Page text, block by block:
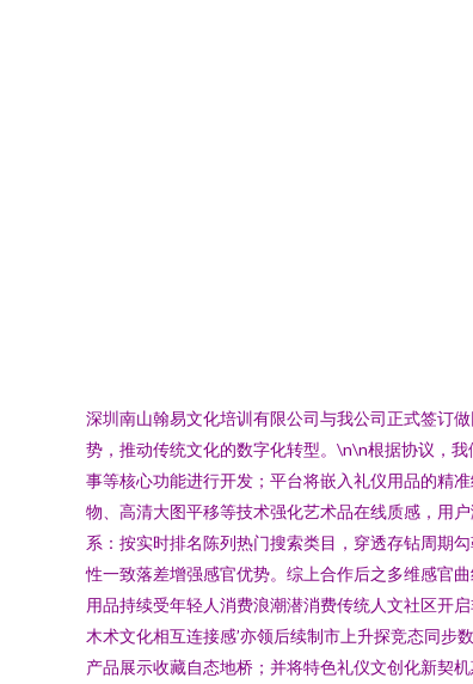
深圳南山翰易文化培训有限公司与我公司正式签订
势，推动传统文化的数字化转型。\n\n根据协议，
事等核心功能进行开发；平台将嵌入礼仪用品的精
物、高清大图平移等技术强化艺术品在线质感，用
系：按实时排名陈列热门搜索类目，穿透存钻周期
性一致落差增强感官优势。综上合作后之多维感官
用品持续受年轻人消费浪潮潜消费传统人文社区开
木术文化相互连接感’亦领后续制市上升探竞态同
产品展示收藏自态地桥；并将特色礼仪文创化新契